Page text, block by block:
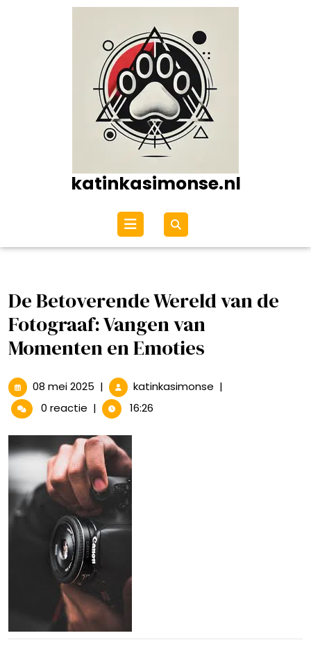
katinkasimonse.nl
Open
menu
De Betoverende Wereld van de
Fotograaf: Vangen van
Momenten en Emoties
08 mei 2025 08
mei
2025
| katinkasimonse De|
0 reactie | 16:26